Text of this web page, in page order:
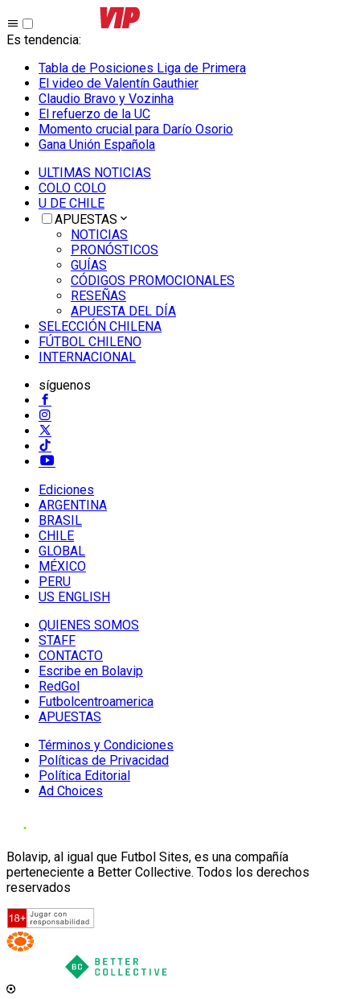
Es tendencia:
Tabla de Posiciones Liga de Primera
El video de Valentín Gauthier
Claudio Bravo y Vozinha
El refuerzo de la UC
Momento crucial para Darío Osorio
Gana Unión Española
ULTIMAS NOTICIAS
COLO COLO
U DE CHILE
APUESTAS
NOTICIAS
PRONÓSTICOS
GUÍAS
CÓDIGOS PROMOCIONALES
RESEÑAS
APUESTA DEL DÍA
SELECCIÓN CHILENA
FÚTBOL CHILENO
INTERNACIONAL
síguenos
Ediciones
ARGENTINA
BRASIL
CHILE
GLOBAL
MÉXICO
PERU
US ENGLISH
QUIENES SOMOS
STAFF
CONTACTO
Escribe en Bolavip
RedGol
Futbolcentroamerica
APUESTAS
Términos y Condiciones
Políticas de Privacidad
Política Editorial
Ad Choices
Bolavip, al igual que Futbol Sites, es una compañía
perteneciente a Better Collective. Todos los derechos
reservados